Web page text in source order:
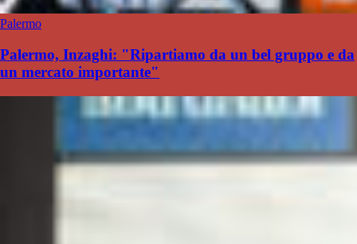
Palermo
Palermo, Inzaghi: "Ripartiamo da un bel gruppo e da
un mercato importante"